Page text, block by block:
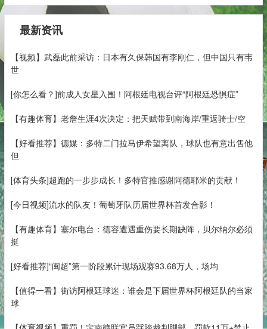
最新资讯
【视频】武磊此前采访：日本有久保韩国有李刚仁，但中国只有韦
世
[你怎么看？]前成人女星入围！阿根廷电视台评“阿根廷恐惧症”
【有趣体育】老詹生涯4次决定：把天赋带到南海岸/重返骑士/空
【好看推荐】德媒：多特二门拉马伊希望离队，球队也有意出售他
但
[体育头条]超跑的一步步成长！多特官推感谢阿德耶米的贡献！
[今日视频]流水的队友！葡萄牙队历届世界杯首发合影！
【有趣体育】塞尔电台：德容遭遇重伤要长期缺阵，贝尔纳尔必须
挺
[好看推荐]“闽超”第一阶段累计现场观赛93.68万人，场均
【值得一看】街访阿根廷球迷：谁会是下届世界杯阿根廷队的当家
球